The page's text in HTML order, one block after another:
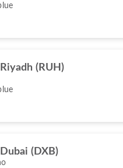
Riyadh (RUH)
Dubai (DXB)